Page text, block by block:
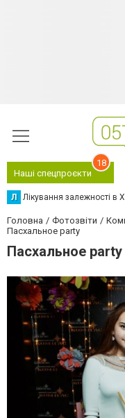
Наші спецпроєкти
18
Л Лікування залежності в
Головна Фотозвіти
Пасхальное party
Пасхальное party